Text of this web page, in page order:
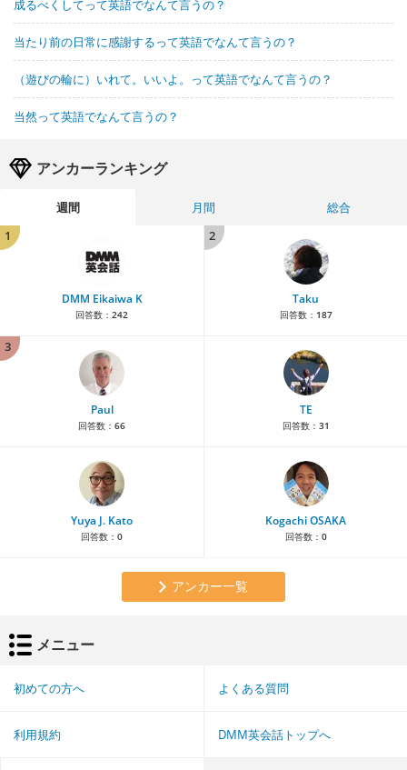
成るべくしてって英語でなんて言うの？
当たり前の日常に感謝するって英語でなんて言うの？
（遊びの輪に）いれて。いいよ。って英語でなんて言うの？
当然って英語でなんて言うの？
アンカーランキング
週間 月間
総合
1
DMM Eikaiwa K
回答数： 242
2
Taku
回答数： 187
3
Paul
回答数： 66
TE
回答数： 31
Yuya J. Kato
回答数： 0
Kogachi OSAKA
回答数： 0
アンカー一覧
メニュー
初めての方へ よくある質問
利用規約 DMM英会話トップへ